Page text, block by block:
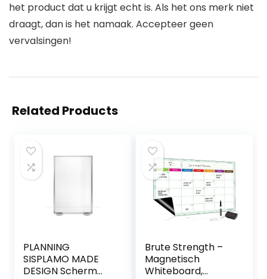
het product dat u krijgt echt is. Als het ons merk niet
draagt, dan is het namaak. Accepteer geen
vervalsingen!
Related Products
PLANNING
SISPLAMO MADE
DESIGN Scherm
Brute Strength –
Magnetisch
Whiteboard,